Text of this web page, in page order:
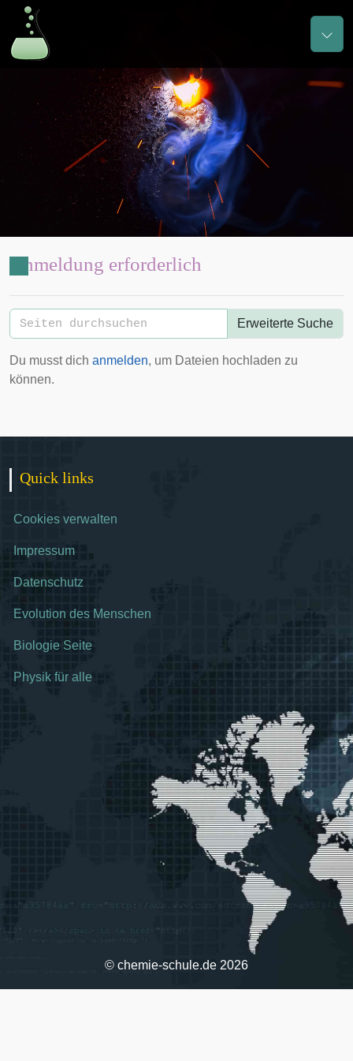
Anmeldung erforderlich
Erweiterte Suche
Du musst dich anmelden, um Dateien hochladen zu
können.
Quick links
Cookies verwalten
Impressum
Datenschutz
Evolution des Menschen
Biologie Seite
Physik für alle
© chemie-schule.de 2026